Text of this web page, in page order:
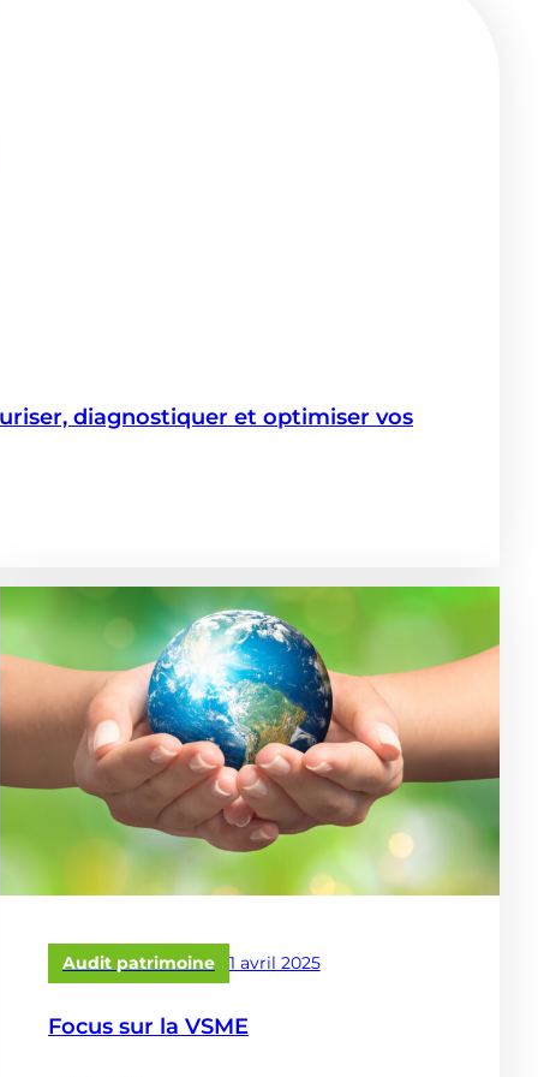
diagnostiquer et optimiser vos
Audit patrimoine
Publié
le
1 avril 2025
Focus sur la VSME